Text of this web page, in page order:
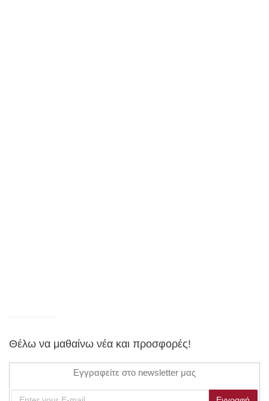
Θέλω να μαθαίνω νέα και προσφορές!
Εγγραφείτε στο newsletter μας